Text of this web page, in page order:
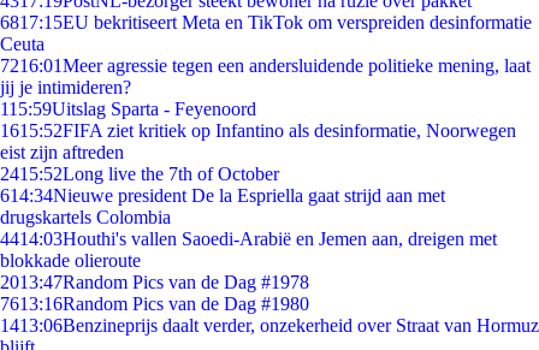
6817:15EU bekritiseert Meta en TikTok om verspreiden desinformatie
Ceuta
7216:01Meer agressie tegen een andersluidende politieke mening, laat
jij je intimideren?
115:59Uitslag Sparta - Feyenoord
1615:52FIFA ziet kritiek op Infantino als desinformatie, Noorwegen
eist zijn aftreden
2415:52Long live the 7th of October
614:34Nieuwe president De la Espriella gaat strijd aan met
drugskartels Colombia
4414:03Houthi's vallen Saoedi-Arabië en Jemen aan, dreigen met
blokkade olieroute
2013:47Random Pics van de Dag #1978
7613:16Random Pics van de Dag #1980
1413:06Benzineprijs daalt verder, onzekerheid over Straat van Hormuz